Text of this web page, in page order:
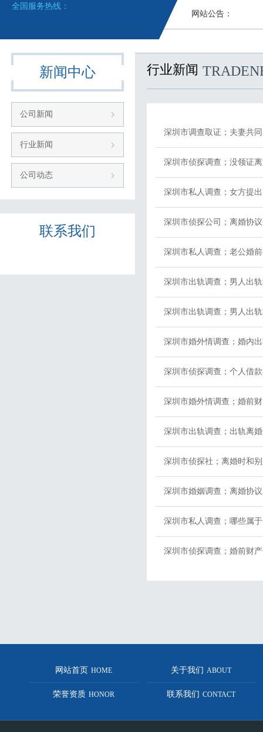
全国服务热线：
网站公告：
新闻中心
公司新闻
行业新闻
公司动态
联系我们
行业新闻
深圳市调查取证；夫妻共
深圳市侦探调查；没领证
深圳市私人调查；女方提
深圳市侦探公司；离婚协
深圳市私人调查；老公婚
深圳市出轨调查；男人出
深圳市出轨调查；男人出
深圳市婚外情调查；婚内
深圳市侦探调查；个人借
深圳市婚外情调查；婚前
深圳市出轨调查；出轨离
深圳市侦探社；离婚时和
深圳市婚姻调查；离婚协
深圳市私人调查；哪些属
深圳市侦探调查；婚前财
网站首页 HOME 关于我们 ABOUT
荣誉资质 HONOR 联系我们 CONTACT